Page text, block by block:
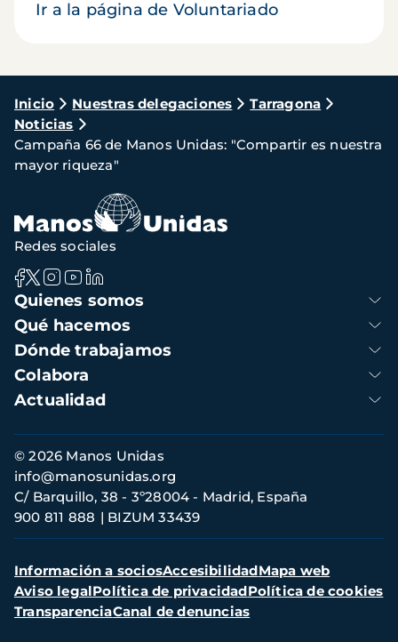
Ir a la página de Voluntariado
Ruta
de
navegación
Inicio Nuestras delegaciones
Tarragona
Noticias
Campaña 66 de Manos Unidas: "Compartir es nuestra
mayor riqueza"
Navegación
principal
Quienes somos
Qué hacemos
Dónde trabajamos
Colabora
Actualidad
Redes sociales
Información
de
contacto
© 2026 Manos Unidas
C/ Barquillo, 38 - 3º28004 - Madrid, España
900 811 888
BIZUM 33439
info@manosunidas.org
Menú
secundario
Información a sociosAccesibilidadMapa web
Aviso legalPolítica de privacidadPolítica de cookies
TransparenciaCanal de denuncias